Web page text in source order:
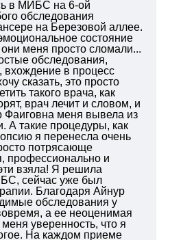
в МИБС на 6-ой
обследования
на Березовой аллее.
состояние
меня просто сломали...
обследования,
в процесс
сказать, это просто
такого врача, как
врач лечит и словом, и
Фаиговна меня вывела из
А такие процедуры, как
я перенесла очень
потрясающе
профессионально и
взяла! Я решила
сейчас уже был
Благодаря Айнур
обследования у
а ее неоценимая
уверенность, что я
На каждом приеме